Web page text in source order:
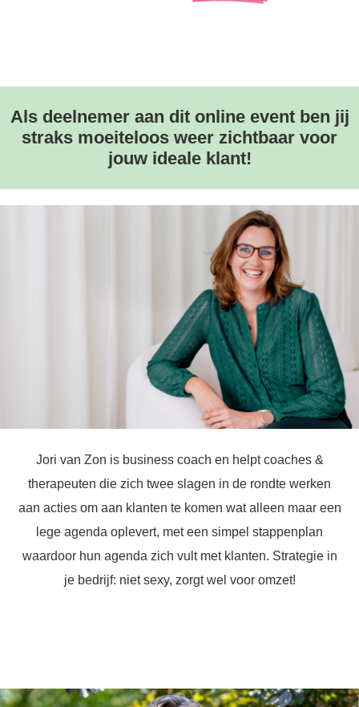
Als deelnemer aan dit online event ben jij
straks moeiteloos weer zichtbaar voor
jouw ideale klant!
Jori van Zon is business coach en helpt coaches &
therapeuten die zich twee slagen in de rondte werken
aan acties om aan klanten te komen wat alleen maar een
lege agenda oplevert, met een simpel stappenplan
waardoor hun agenda zich vult met klanten. Strategie in
je bedrijf: niet sexy, zorgt wel voor omzet!